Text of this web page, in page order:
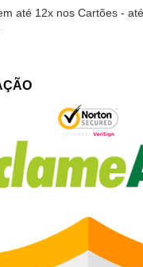
até 12x nos Cartões -